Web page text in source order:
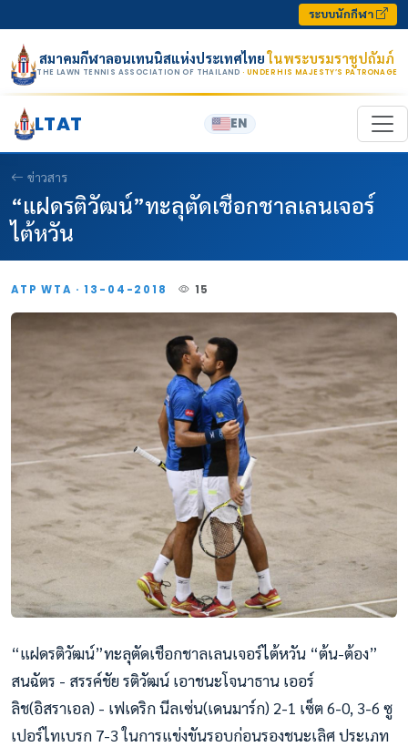
ระบบนักกีฬา
สมาคมกีฬาลอนเทนนิสแห่งประเทศไทยในพระบรมราชูปถัมภ์
THE LAWN TENNIS ASSOCIATION OF THAILAND · UNDER HIS MAJESTY’S PATRONAGE
LTAT EN
ข่าวสาร
“แฝดรติวัฒน์”ทะลุตัดเชือกชาลเลนเจอร์
ไต้หวัน
ATP WTA · 13-04-2018 15
“แฝดรติวัฒน์”ทะลุตัดเชือกชาลเลนเจอร์ไต้หวัน “ต้น-ต้อง”
สนฉัตร - สรรค์ชัย รติวัฒน์ เอาชนะโจนาธาน เออร์
ลิช(อิสราเอล) - เฟเดริก นีลเซ่น(เดนมาร์ก) 2-1 เซ็ต 6-0, 3-6 ซู
เปอร์ไทเบรก 7-3 ในการแข่งขันรอบก่อนรองชนะเลิศ ประเภท